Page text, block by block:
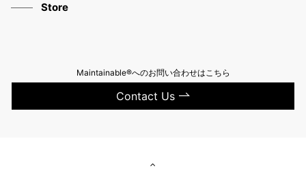
Store
Maintainable®へのお問い合わせはこちら
Contact Us